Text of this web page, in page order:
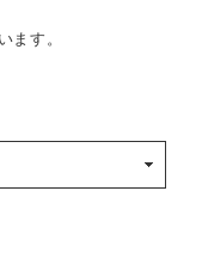
ます。